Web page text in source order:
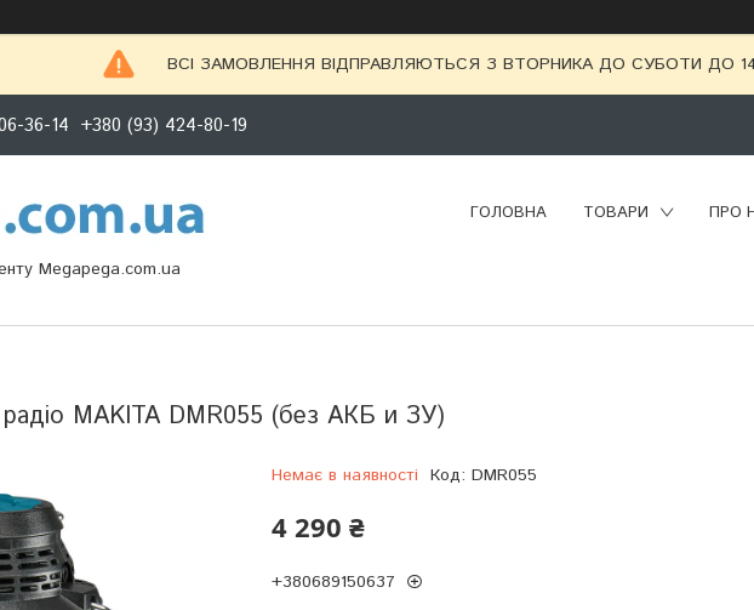
ВСІ ЗАМОВЛЕННЯ ВІДПРАВЛЯЮТЬСЯ З ВТОРНИКА ДО СУБОТИ ДО
36-14 +380 (93) 424-80-19
Megapega.com.ua
ГОЛОВНА ТОВАРИ ПРО
радіо MAKITA DMR055 (без АКБ и ЗУ)
Немає в наявності Код: DMR055
4 290 ₴
+380689150637